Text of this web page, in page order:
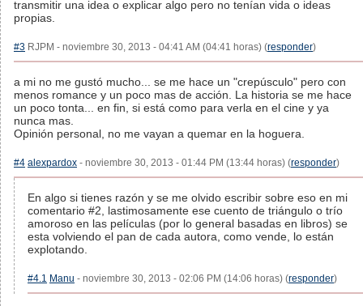
transmitir una idea o explicar algo pero no tenían vida o ideas
propias.
#3 RJPM - noviembre 30, 2013 - 04:41 AM (04:41 horas) (responder)
a mi no me gustó mucho... se me hace un "crepúsculo" pero con
menos romance y un poco mas de acción. La historia se me hace
un poco tonta... en fin, si está como para verla en el cine y ya
nunca mas.
Opinión personal, no me vayan a quemar en la hoguera.
#4 alexpardox - noviembre 30, 2013 - 01:44 PM (13:44 horas) (responder)
En algo si tienes razón y se me olvido escribir sobre eso en mi
comentario #2, lastimosamente ese cuento de triángulo o trío
amoroso en las películas (por lo general basadas en libros) se
esta volviendo el pan de cada autora, como vende, lo están
explotando.
#4.1 Manu - noviembre 30, 2013 - 02:06 PM (14:06 horas) (responder)